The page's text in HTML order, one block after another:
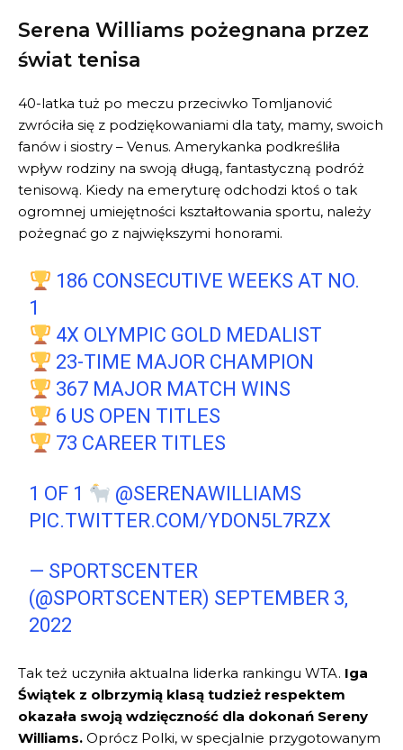
Serena Williams pożegnana przez
świat tenisa
40-latka tuż po meczu przeciwko Tomljanović
zwróciła się z podziękowaniami dla taty, mamy, swoich
fanów i siostry – Venus. Amerykanka podkreśliła
wpływ rodziny na swoją długą, fantastyczną podróż
tenisową. Kiedy na emeryturę odchodzi ktoś o tak
ogromnej umiejętności kształtowania sportu, należy
pożegnać go z największymi honorami.
186 CONSECUTIVE WEEKS AT NO.
1
4X OLYMPIC GOLD MEDALIST
23-TIME MAJOR CHAMPION
367 MAJOR MATCH WINS
6 US OPEN TITLES
73 CAREER TITLES
1 OF 1
@SERENAWILLIAMS
PIC.TWITTER.COM/YDON5L7RZX
— SPORTSCENTER
(@SPORTSCENTER) SEPTEMBER 3,
2022
Tak też uczyniła aktualna liderka rankingu WTA. Iga
Świątek z olbrzymią klasą tudzież respektem
okazała swoją wdzięczność dla dokonań Sereny
Williams. Oprócz Polki, w specjalnie przygotowanym